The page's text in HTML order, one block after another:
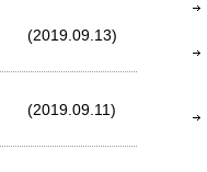
(2019.09.13)
(2019.09.11)